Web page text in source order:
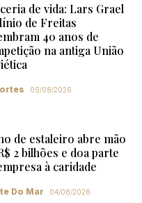
de vida: Lars Grael
de Freitas
40 anos de
na antiga União
05/08/2026
de estaleiro abre mão
2 bilhões e doa parte
à caridade
Do Mar 04/08/2026